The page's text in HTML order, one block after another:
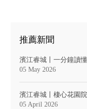
推薦新聞
濱江睿城丨一分鐘讀
05 May 2026
濱江睿城丨棲心花園
05 April 2026